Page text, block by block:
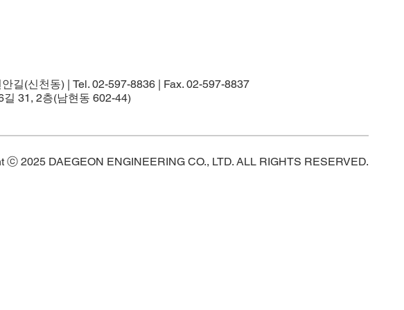
길(신천동) | Tel. 02-597-8836 | Fax. 02-597-8837
31, 2층(남현동 602-44)
ⓒ 2025 DAEGEON ENGINEERING CO., LTD. ALL RIGHTS RESERVED.